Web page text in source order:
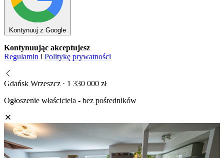
Kontynuuj z Google
Kontynuując akceptujesz
Regulamin i Politykę prywatności
Gdańsk Wrzeszcz · 1 330 000 zł
Ogłoszenie właściciela - bez pośredników